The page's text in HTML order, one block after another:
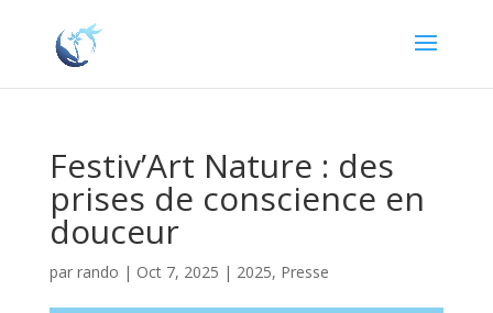
Festiv’Art Nature : des
prises de conscience en
douceur
par rando | Oct 7, 2025 | 2025, Presse